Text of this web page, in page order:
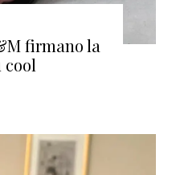
firmano la